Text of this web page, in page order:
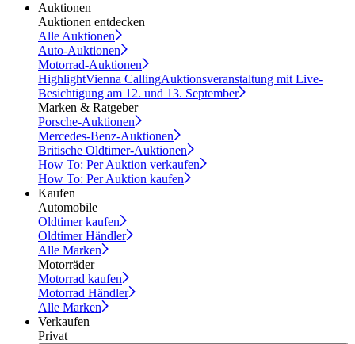
Auktionen
Auktionen entdecken
Alle Auktionen
Auto-Auktionen
Motorrad-Auktionen
HighlightVienna CallingAuktionsveranstaltung mit Live-
Besichtigung am 12. und 13. September
Marken & Ratgeber
Porsche-Auktionen
Mercedes-Benz-Auktionen
Britische Oldtimer-Auktionen
How To: Per Auktion verkaufen
How To: Per Auktion kaufen
Kaufen
Automobile
Oldtimer kaufen
Oldtimer Händler
Alle Marken
Motorräder
Motorrad kaufen
Motorrad Händler
Alle Marken
Verkaufen
Privat